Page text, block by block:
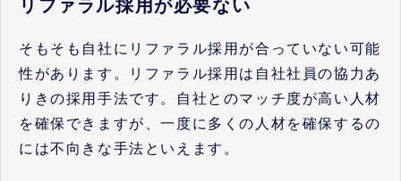
リファラル採用が必要ない
そもそも自社にリファラル採用が合っていない可能
性があります。リファラル採用は自社社員の協力あ
りきの採用手法です。自社とのマッチ度が高い人材
を確保できますが、一度に多くの人材を確保するの
には不向きな手法といえます。